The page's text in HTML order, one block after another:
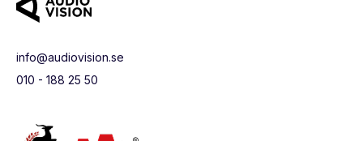
info@audiovision.se
010 - 188 25 50